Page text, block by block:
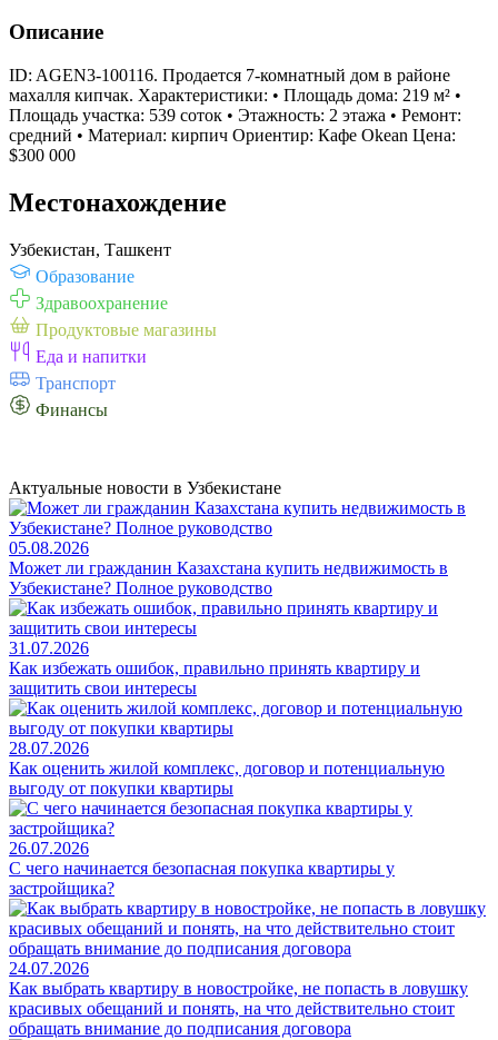
Описание
ID: AGEN3-100116. Продается 7-комнатный дом в районе
махалля кипчак. Характеристики: • Площадь дома: 219 м² •
Площадь участка: 539 соток • Этажность: 2 этажа • Ремонт:
средний • Материал: кирпич Ориентир: Кафе Okean Цена:
$300 000
Местонахождение
Узбекистан, Ташкент
Образование
Здравоохранение
Продуктовые магазины
Еда и напитки
Транспорт
Финансы
Актуальные новости в Узбекистане
05.08.2026
Может ли гражданин Казахстана купить недвижимость в
Узбекистане? Полное руководство
31.07.2026
Как избежать ошибок, правильно принять квартиру и
защитить свои интересы
28.07.2026
Как оценить жилой комплекс, договор и потенциальную
выгоду от покупки квартиры
26.07.2026
С чего начинается безопасная покупка квартиры у
застройщика?
24.07.2026
Как выбрать квартиру в новостройке, не попасть в ловушку
красивых обещаний и понять, на что действительно стоит
обращать внимание до подписания договора